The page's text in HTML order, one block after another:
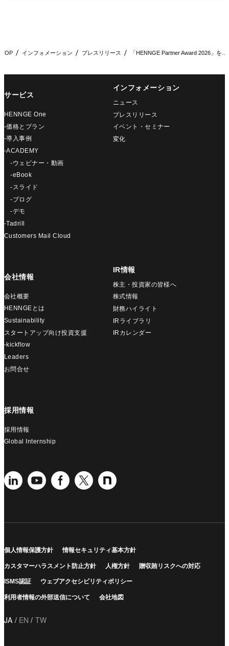
TOP インフォメーション プレスリリース 「HENNGE Partner Award 2026」を発表…
サービス
HENNGE One
-価格とプラン
-導入事例
-ACADEMY
-ウェビナー・動画
-eBook
-スライド
-ブログ
-デモ
-Tadrill
Customers Mail Cloud
インフォメーション
ニュース
プレスリリース
イベント・セミナー
変化
会社情報
会社概要
HENNGEとは
Sustainability
スタートアップ向け投資支援
-kickflow
Leaders
お問合せ
IR情報
株主・投資家の皆様へ
株式情報
財務ハイライト
IRライブラリ
IRカレンダー
採用情報
採用情報
Global Internship
個人情報保護方針 情報セキュリティ基本方針
カスタマーハラスメント防止方針 人権方針 贈収賄リスクへの対応
ISMS認証 ウェブアクセシビリティポリシー
利用者情報の外部送信について 会社地図
JA EN TW